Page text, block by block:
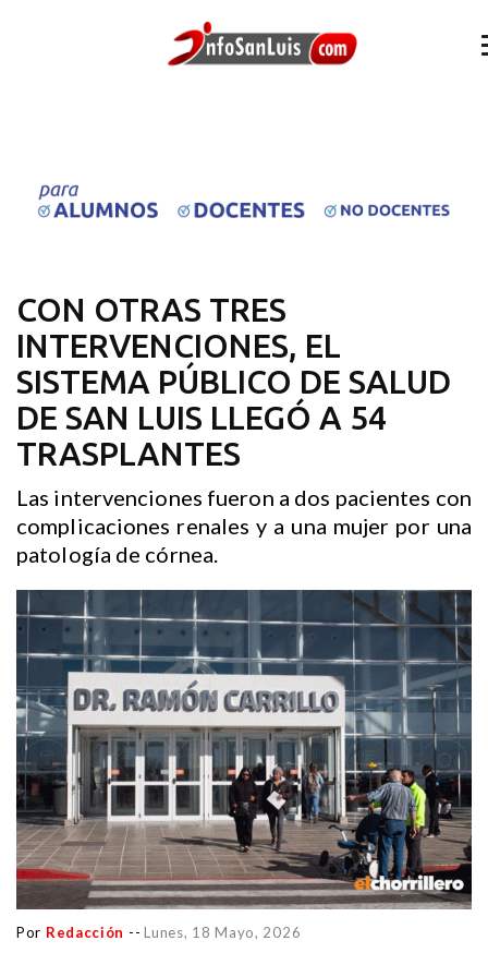
CON OTRAS TRES
INTERVENCIONES, EL
SISTEMA PÚBLICO DE SALUD
DE SAN LUIS LLEGÓ A 54
TRASPLANTES
Las intervenciones fueron a dos pacientes con
complicaciones renales y a una mujer por una
patología de córnea.
Por Redacción -- Lunes, 18 Mayo, 2026